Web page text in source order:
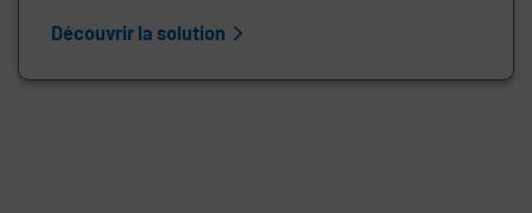
Découvrir la solution